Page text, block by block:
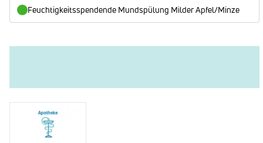
Feuchtigkeitsspendende Mundspülung Milder Apfel/Minze